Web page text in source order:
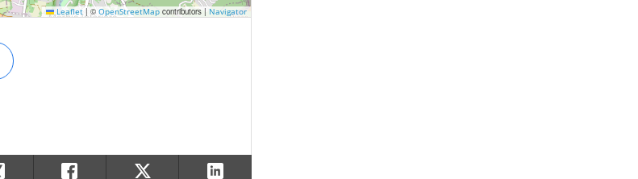
Leaflet | © OpenStreetMapcontributors | Navigator